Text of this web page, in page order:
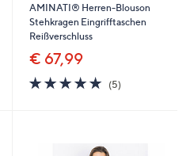
AMINATI® Herren-Blouson
Stehkragen Eingrifftaschen
Reißverschluss
€ 67,99
5.0
von
(5)5